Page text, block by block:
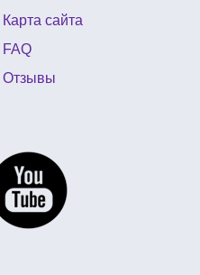
купить киев
купить
шары
на коктейли
костюмов
валентина
Карта сайта
FAQ
Отзывы